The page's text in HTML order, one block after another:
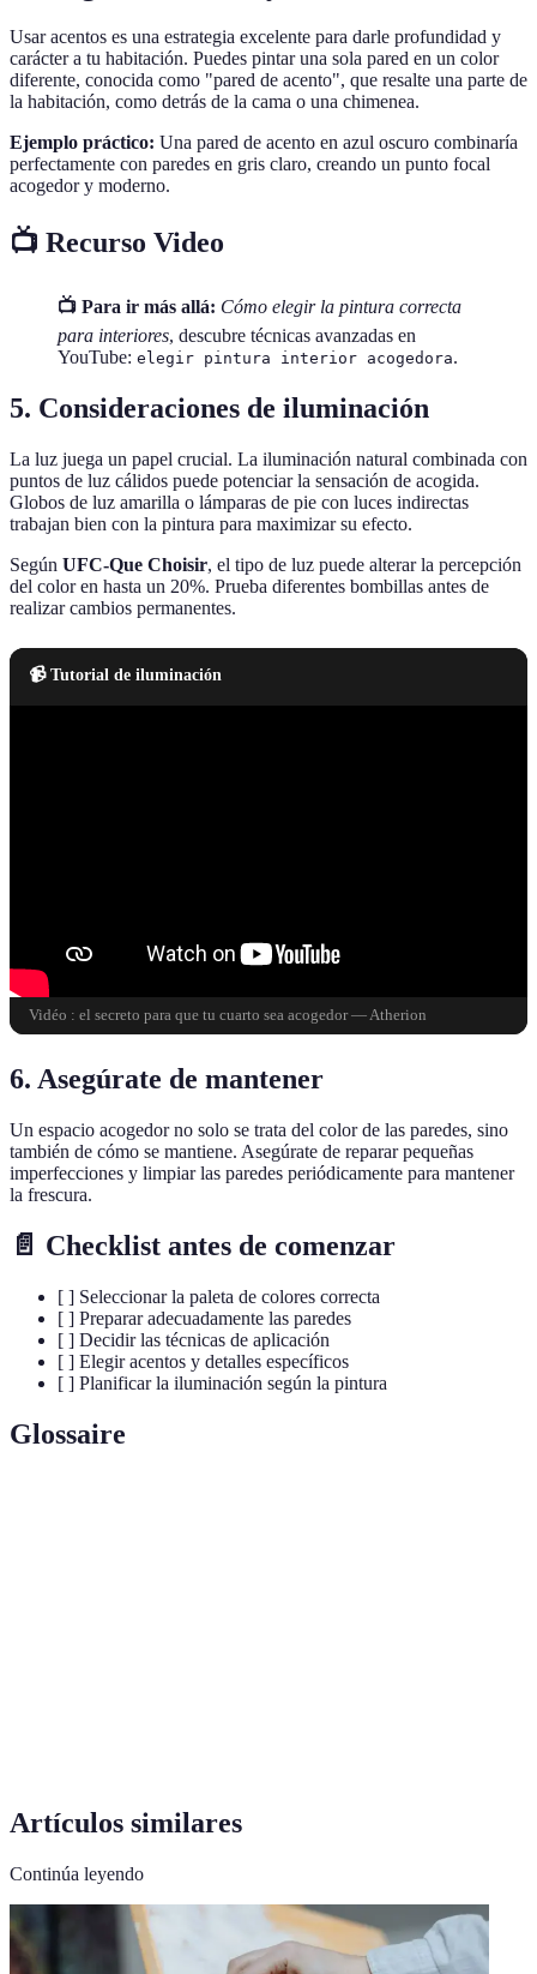
Usar acentos es una estrategia excelente para darle profundidad y
carácter a tu habitación. Puedes pintar una sola pared en un color
diferente, conocida como "pared de acento", que resalte una parte de
la habitación, como detrás de la cama o una chimenea.
Ejemplo práctico: Una pared de acento en azul oscuro combinaría
perfectamente con paredes en gris claro, creando un punto focal
acogedor y moderno.
📺 Recurso Video
📺 Para ir más allá: Cómo elegir la pintura correcta
para interiores, descubre técnicas avanzadas en
YouTube: elegir pintura interior acogedora.
5. Consideraciones de iluminación
La luz juega un papel crucial. La iluminación natural combinada con
puntos de luz cálidos puede potenciar la sensación de acogida.
Globos de luz amarilla o lámparas de pie con luces indirectas
trabajan bien con la pintura para maximizar su efecto.
Según UFC-Que Choisir, el tipo de luz puede alterar la percepción
del color en hasta un 20%. Prueba diferentes bombillas antes de
realizar cambios permanentes.
📹 Tutorial de iluminación
Vidéo : el secreto para que tu cuarto sea acogedor — Atherion
6. Asegúrate de mantener
Un espacio acogedor no solo se trata del color de las paredes, sino
también de cómo se mantiene. Asegúrate de reparar pequeñas
imperfecciones y limpiar las paredes periódicamente para mantener
la frescura.
📄 Checklist antes de comenzar
[ ] Seleccionar la paleta de colores correcta
[ ] Preparar adecuadamente las paredes
[ ] Decidir las técnicas de aplicación
[ ] Elegir acentos y detalles específicos
[ ] Planificar la iluminación según la pintura
Glossaire
Artículos similares
Continúa leyendo